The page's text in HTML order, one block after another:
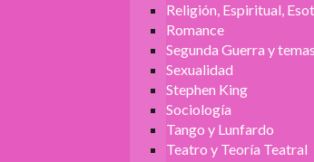
Religión, Espiritual,
Romance
Segunda Guerra y
Sexualidad
Stephen King
Sociología
Tango y Lunfardo
Teatro y Teoría Teatral